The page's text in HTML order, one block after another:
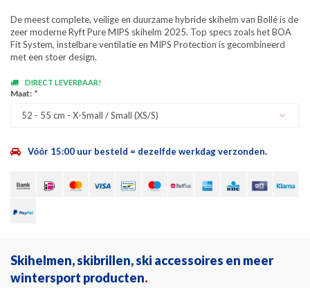
De meest complete, veilige en duurzame hybride skihelm van Bollé is de
zeer moderne Ryft Pure MIPS skihelm 2025. Top specs zoals het BOA
Fit System, instelbare ventilatie en MIPS Protection is gecombineerd
met een stoer design.
DIRECT LEVERBAAR!
Maat: *
52 - 55 cm - X-Small / Small (XS/S)
Vóór 15:00 uur besteld = dezelfde werkdag verzonden.
Skihelmen, skibrillen, ski accessoires en meer
wintersport producten.